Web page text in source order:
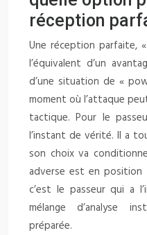
réception
Une réception parfaite,
l’équivalent d’un
d’une situation de «
moment où l’attaque
tactique. Pour le
l’instant de vérité. Il a
son choix va
adverse est en position
c’est le passeur qui a
mélange d’analyse
préparée.